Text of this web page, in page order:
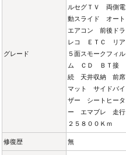
グレード
ルセグＴＶ 両側電
動スライド オート
エアコン 前後ドラ
レコ ＥＴＣ リア
５面スモークフィル
ム ＣＤ ＢＴ接
続 天井収納 前席
マット サイドバイ
ザー シートヒータ
ー エマブレ 走行
２５８００Ｋｍ
修復歴 無